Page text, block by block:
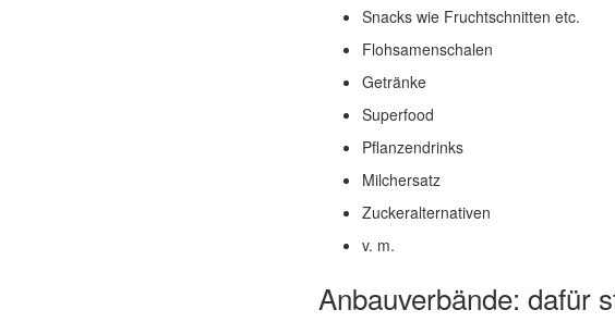
Snacks wie Fruchtschnitten etc.
Flohsamenschalen
Getränke
Superfood
Pflanzendrinks
Milchersatz
Zuckeralternativen
v. m.
Anbauverbände: dafür